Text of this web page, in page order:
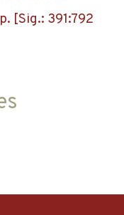
[Sig.: 391:792